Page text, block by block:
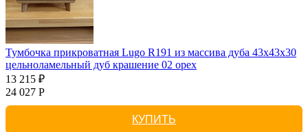
Тумбочка прикроватная Lugo R191 из массива дуба 43х43х30
цельноламельный дуб крашение 02 орех
13 215 ₽
24 027 Р
КУПИТЬ